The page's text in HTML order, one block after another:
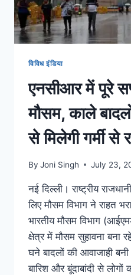
विविध इंडिया
एनसीआर में पूरे
मौसम, काले
से मिलेगी गर्मी से
By Joni Singh July 23,
नई दिल्ली। राष्ट्रीय
लिए मौसम विभाग ने राहत
भारतीय मौसम विभाग
क्षेत्र में मौसम सुहावना
घने बादलों की आवाजाही
बारिश और बूंदाबांदी से लोगों